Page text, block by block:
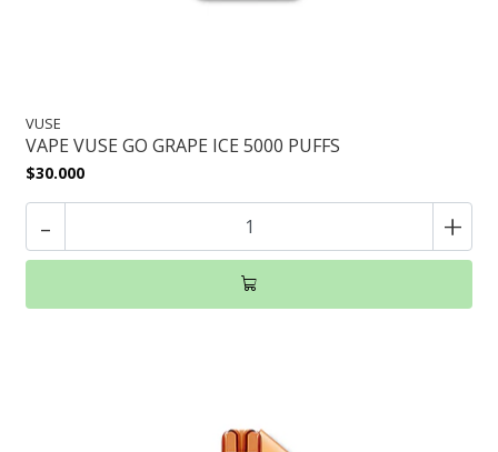
VUSE
VAPE VUSE GO GRAPE ICE 5000 PUFFS
$30.000
- +